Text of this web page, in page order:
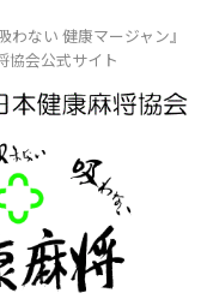
わない 健康マージャン』
協会公式サイト